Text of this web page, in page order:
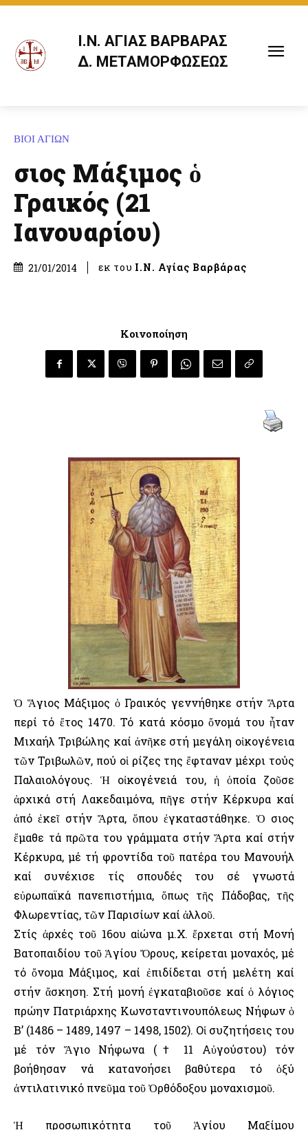
Ι.Ν. ΑΓΙΑΣ ΒΑΡΒΑΡΑΣ
Δ. ΜΕΤΑΜΟΡΦΩΣΕΩΣ
ΒΙΟΙ ΑΓΙΩΝ
Ὅσιος Μάξιμος ὁ
Γραικός (21
Ιανουαρίου)
21/01/2014 εκ του Ι.Ν. Αγίας Βαρβάρας
Κοινοποίηση
Ὁ Ἅγιος Μάξιμος ὁ Γραικός γεννήθηκε στήν Ἄρτα
περί τό ἔτος 1470. Τό κατά κόσμο ὄνομά του ἦταν
Μιχαήλ Τριβώλης καί ἀνῆκε στή μεγάλη οἰκογένεια
τῶν Τριβωλῶν, πού οἱ ρίζες της ἔφταναν μέχρι τούς
Παλαιολόγους. Ἡ οἰκογένειά του, ἡ ὁποία ζοῦσε
ἀρχικά στή Λακεδαιμόνα, πῆγε στήν Κέρκυρα καί
ἀπό ἐκεῖ στήν Ἄρτα, ὅπου ἐγκαταστάθηκε. Ὁ Ὅσιος
ἔμαθε τά πρῶτα του γράμματα στήν Ἄρτα καί στήν
Κέρκυρα, μέ τή φροντίδα τοῦ πατέρα του Μανουήλ
καί συνέχισε τίς σπουδές του σέ γνωστά
εὐρωπαϊκά πανεπιστήμια, ὅπως τῆς Πάδοβας, τῆς
Φλωρεντίας, τῶν Παρισίων καί ἀλλοῦ.
Στίς ἀρχές τοῦ 16ου αἰώνα μ.Χ. ἔρχεται στή Μονή
Βατοπαιδίου τοῦ Ἁγίου Ὄρους, κείρεται μοναχός, μέ
τό ὄνομα Μάξιμος, καί ἐπιδίδεται στή μελέτη καί
στήν ἄσκηση. Στή μονή ἐγκαταβιοῦσε καί ὁ λόγιος
πρώην Πατριάρχης Κωνσταντινουπόλεως Νήφων ὁ
Β’ (1486 – 1489, 1497 – 1498, 1502). Οἱ συζητήσεις του
μέ τόν Ἅγιο Νήφωνα († 11 Αὐγούστου) τόν
βοήθησαν νά κατανοήσει βαθύτερα τό ὀξύ
ἀντιλατινικό πνεῦμα τοῦ Ὀρθόδοξου μοναχισμοῦ.
Ἡ προσωπικότητα τοῦ Ἁγίου Μαξίμου